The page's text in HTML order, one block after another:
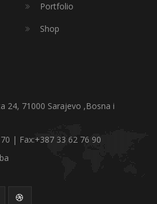
Portfolio
Shop
24, 71000 Sarajevo ,Bosna i
| Fax:+387 33 62 76 90